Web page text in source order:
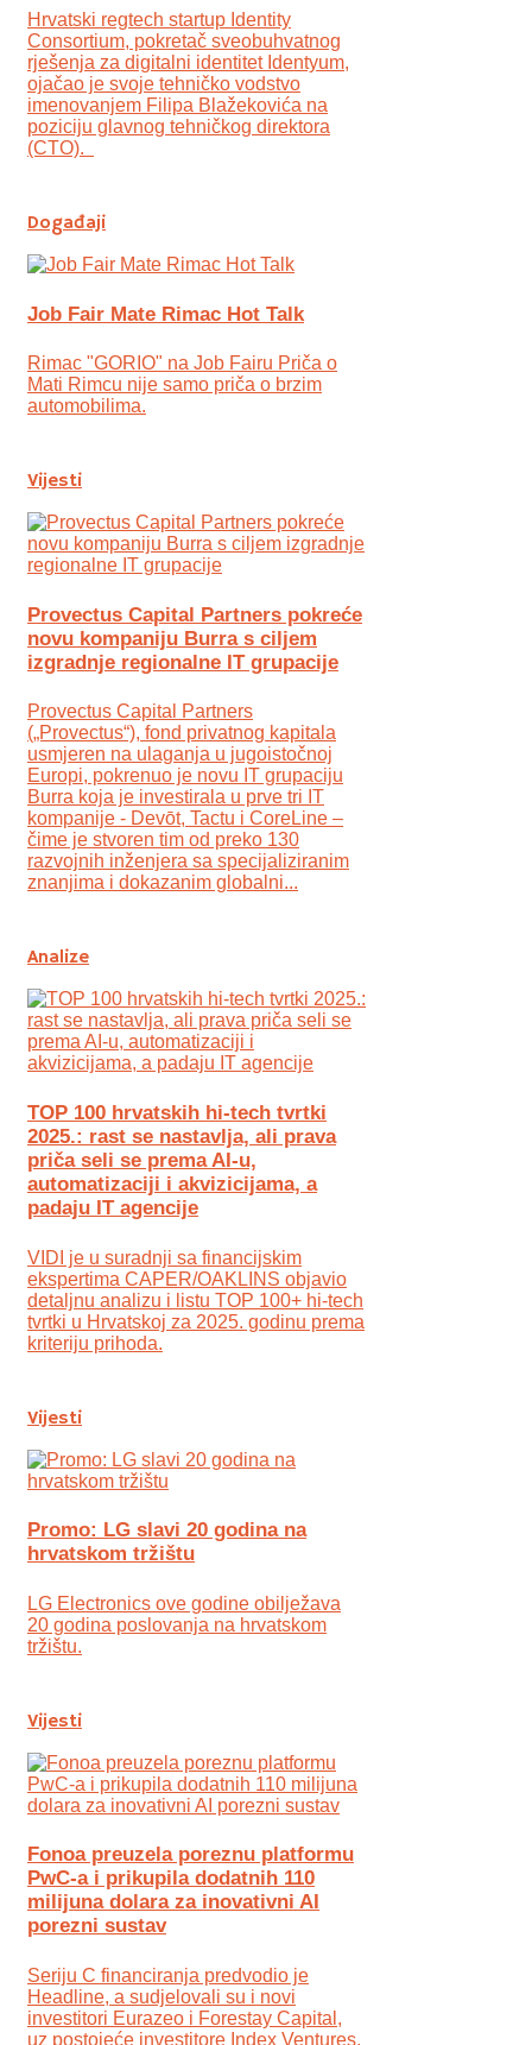
Hrvatski regtech startup Identity
Consortium, pokretač sveobuhvatnog
rješenja za digitalni identitet Identyum,
ojаčao je svoje tehničko vodstvo
imenovanjem Filipa Blažekovića na
poziciju glavnog tehničkog direktora
(CTO).
Događaji
Job Fair Mate Rimac Hot Talk
Rimac "GORIO" na Job Fairu Priča o
Mati Rimcu nije samo priča o brzim
automobilima.
Vijesti
Provectus Capital Partners pokreće
novu kompaniju Burra s ciljem
izgradnje regionalne IT grupacije
Provectus Capital Partners
(„Provectus“), fond privatnog kapitala
usmjeren na ulaganja u jugoistočnoj
Europi, pokrenuo je novu IT grupaciju
Burra koja je investirala u prve tri IT
kompanije - Devōt, Tactu i CoreLine –
čime je stvoren tim od preko 130
razvojnih inženjera sa specijaliziranim
znanjima i dokazanim globalni...
Analize
TOP 100 hrvatskih hi-tech tvrtki
2025.: rast se nastavlja, ali prava
priča seli se prema AI-u,
automatizaciji i akvizicijama, a
padaju IT agencije
VIDI je u suradnji sa financijskim
ekspertima CAPER/OAKLINS objavio
detaljnu analizu i listu TOP 100+ hi-tech
tvrtki u Hrvatskoj za 2025. godinu prema
kriteriju prihoda.
Vijesti
Promo: LG slavi 20 godina na
hrvatskom tržištu
LG Electronics ove godine obilježava
20 godina poslovanja na hrvatskom
tržištu.
Vijesti
Fonoa preuzela poreznu platformu
PwC-a i prikupila dodatnih 110
milijuna dolara za inovativni AI
porezni sustav
Seriju C financiranja predvodio je
Headline, a sudjelovali su i novi
investitori Eurazeo i Forestay Capital,
uz postojeće investitore Index Ventures,